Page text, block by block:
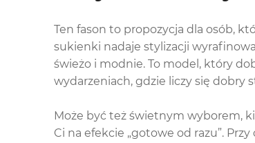
Ten fason to propozycja dla osób,
sukienki nadaje stylizacji
świeżo i modnie. To model, który
wydarzeniach, gdzie liczy się dobry
Może być też świetnym wyborem,
Ci na efekcie „gotowe od razu”.